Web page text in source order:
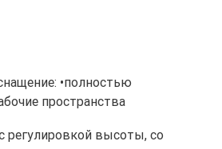
•полностью
пространства
регулировкой высоты, со